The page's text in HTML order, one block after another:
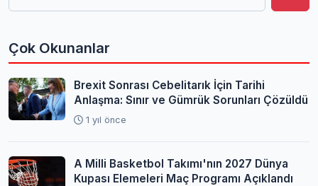
Çok Okunanlar
Brexit Sonrası Cebelitarık İçin Tarihi
Anlaşma: Sınır ve Gümrük Sorunları Çözüldü
1 yıl önce
A Milli Basketbol Takımı'nın 2027 Dünya
Kupası Elemeleri Maç Programı Açıklandı